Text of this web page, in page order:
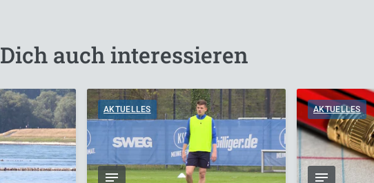
auch interessieren
AKTUELLES AKTUELLES